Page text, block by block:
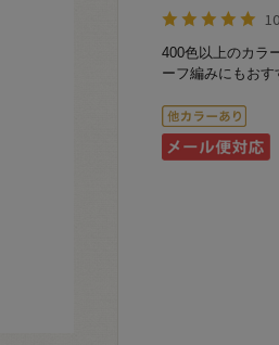
400色以上のカラ
ーフ編みにもおす